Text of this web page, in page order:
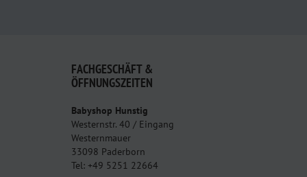
FACHGESCHÄFT &
ÖFFNUNGSZEITEN
Babyshop Hunstig
Westernstr. 40 / Eingang
Westernmauer
33098 Paderborn
Tel: +49 5251 22664